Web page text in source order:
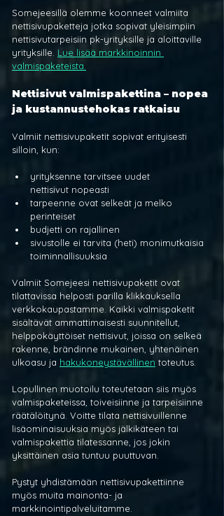
Somejeesillä olemme koonneet valmiita
nettisivupaketteja jotka sopivat yleisimpiin
nettisivutarpeisiin pk-yrityksille ja aloittaville
yrityksille. Lue lisää markkinoinnin
valmispaketeista.
Nettisivut valmispakettina – nopea
ja kustannustehokas ratkaisu
Valmiit nettisivupaketit sopivat erityisesti
silloin, kun:
yrityksenne tarvitsee uudet
nettisivut nopeasti
tarpeenne ovat selkeät ja melko
perinteiset
budjetti on rajallinen
sivustolle ei tarvita (heti) monimutkaisia
toiminnallisuuksia
Valmiit Somejeesi nettisivupaketit ovat
tilattavissa helposti parilla klikkauksella
verkkokaupastamme. Kaikki valmispaketit
sisältävät ammattimaisesti suunnitellut,
helppokäyttöiset nettisivut, joissa on selkeä
rakenne, brändinne mukainen, yhtenäinen
ulkoasu ja hakukoneystävällinen toteutus.
Lopullinen muotoilu toteutetaan siis myös
valmispaketeissa, toiveisiinne ja tarpeisiinne
räätälöitynä. Voitte tilata nettisivuillenne
lisäominaisuuksia myös jälkikäteen tai
valmispakettia tilatessanne, jos jokin
yksittäinen asia tuntuu puuttuvan.
Pystyt yhdistämään nettisivupakettiinne
myös muita mainonta- ja
markkinointipalveluitamme.